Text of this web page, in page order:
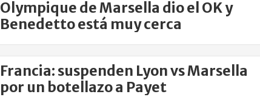
Olympique de Marsella dio el OK y
Benedetto está muy cerca
Francia: suspenden Lyon vs Marsella
por un botellazo a Payet